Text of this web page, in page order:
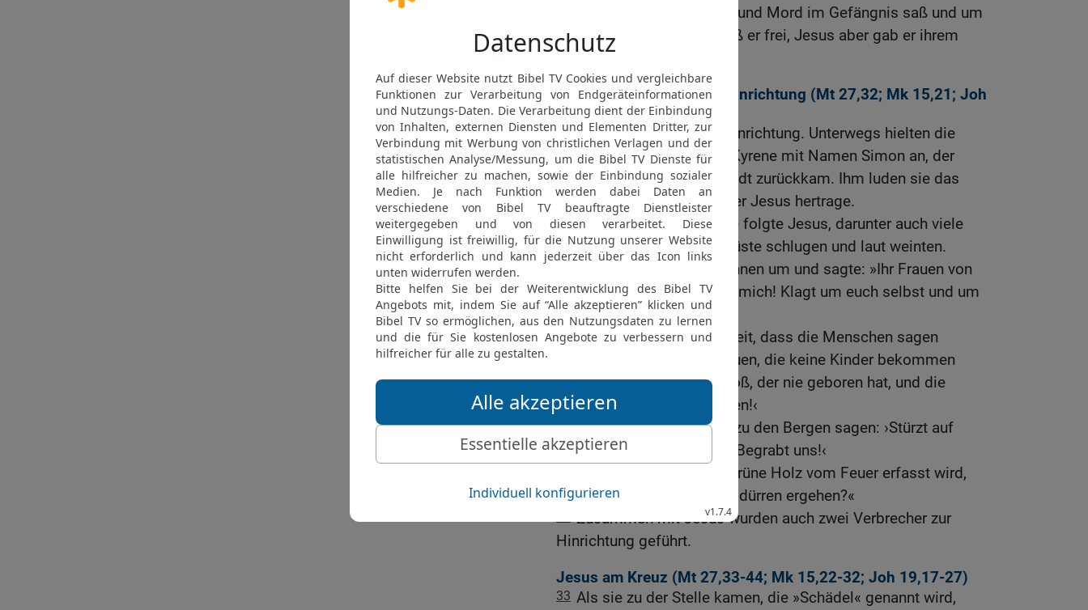
Den, der wegen Aufruhr und Mord im Gefängnis saß und um
den sie gebeten hatten, ließ er frei, Jesus aber gab er ihrem
Willen preis.
Jesus auf dem Weg zur Hinrichtung (Mt 27,32; Mk 15,21; Joh
19,17)
26 Sie führten Jesus zur Hinrichtung. Unterwegs hielten die
Soldaten einen Mann aus Kyrene mit Namen Simon an, der
gerade vom Feld in die Stadt zurückkam. Ihm luden sie das
Kreuz auf, damit er es hinter Jesus hertrage.
27 Eine große Volksmenge folgte Jesus, darunter auch viele
Frauen, die sich auf die Brüste schlugen und laut weinten.
Aber er drehte sich zu ihnen um und sagte: »Ihr Frauen von
Jerusalem! Klagt nicht um mich! Klagt um euch selbst und um
eure Kinder!
29 Denn bald kommt die Zeit, dass die Menschen sagen
werden: ›Glücklich die Frauen, die keine Kinder bekommen
können! Glücklich der Schoß, der nie geboren hat, und die
Brüste, die nie gestillt haben!‹
30 Die Leute werden dann zu den Bergen sagen: ›Stürzt auf
uns!‹, und zu den Hügeln: ›Begrabt uns!‹
Denn wenn schon das grüne Holz vom Feuer erfasst wird,
wie wird es dann erst dem dürren ergehen?«
Zusammen mit Jesus wurden auch zwei Verbrecher zur
Hinrichtung geführt.
Jesus am Kreuz (Mt 27,33-44; Mk 15,22-32; Joh 19,17-27)
33 Als sie zu der Stelle kamen, die »Schädel« genannt wird,